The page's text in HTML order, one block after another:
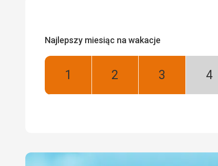
Najlepszy miesiąc na wakacje
Styczeń:
Luty:
Marzec: